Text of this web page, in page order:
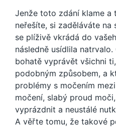
Jenže toto zdání klame a
neřešíte, si zaděláváte
se plíživě vkrádá do
následně usídlila
bohatě vyprávět všichni
podobným způsobem, a
problémy s močením
močení, slabý proud
vyprázdnit a neustálé
A věřte tomu, že takové